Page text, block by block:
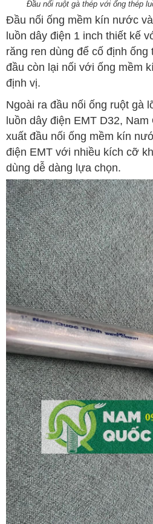
Đầu nối ruột gà thép với ống thép
Đầu nối ống mềm kín nước
luồn dây điện 1 inch thiết kế
răng ren dùng để cố định ống
đầu còn lại nối với ống mềm
định vị.
Ngoài ra đầu nối ống ruột gà
luồn dây điện EMT D32,
xuất đầu nối ống mềm kín
điện EMT với nhiều kích cỡ
dùng dễ dàng lựa chọn.